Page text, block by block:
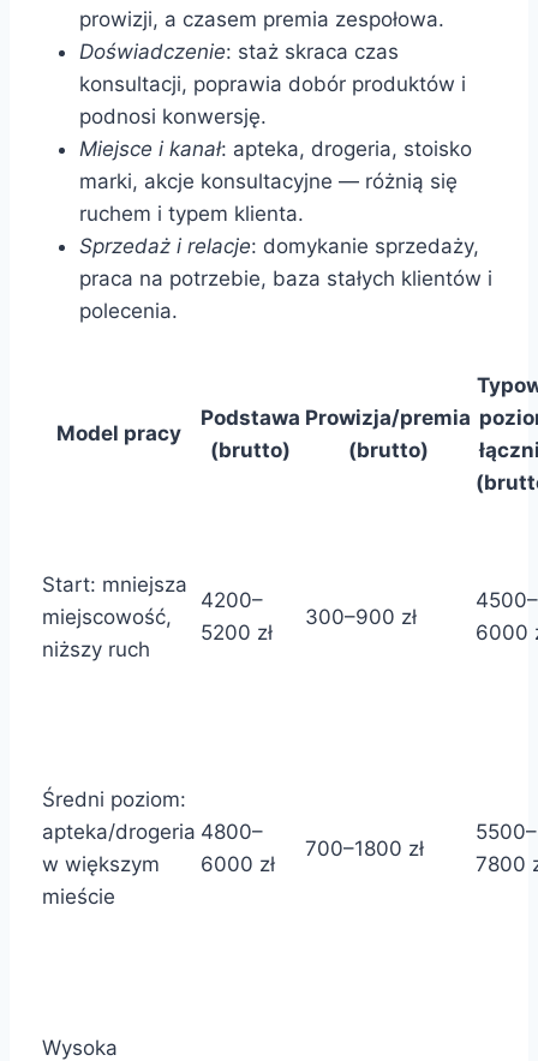
prowizji, a czasem premia zespołowa.
Doświadczenie: staż skraca czas
konsultacji, poprawia dobór produktów i
podnosi konwersję.
Miejsce i kanał: apteka, drogeria, stoisko
marki, akcje konsultacyjne — różnią się
ruchem i typem klienta.
Sprzedaż i relacje: domykanie sprzedaży,
praca na potrzebie, baza stałych klientów i
polecenia.
Model pracy
Podstawa
(brutto)
Prowizja/premia
(brutto)
Start: mniejsza
miejscowość,
niższy ruch
4200–
5200 zł
300–900 zł
4500–
6000
Średni poziom:
apteka/drogeria
w większym
mieście
4800–
6000 zł
700–1800 zł
5500–
7800
Wysoka